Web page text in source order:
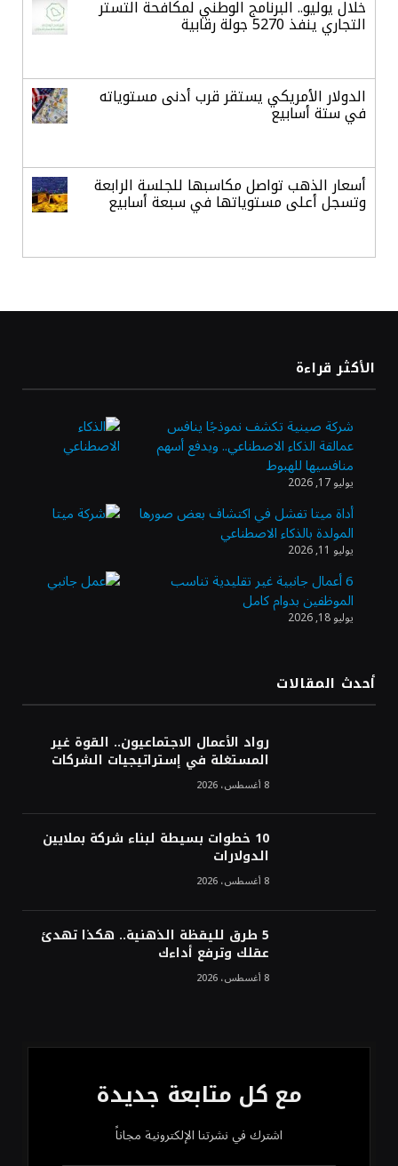
خلال يوليو.. البرنامج الوطني لمكافحة التستر
التجاري ينفذ 5270 جولة رقابية
الدولار الأمريكي يستقر قرب أدنى مستوياته
في ستة أسابيع
أسعار الذهب تواصل مكاسبها للجلسة الرابعة
وتسجل أعلى مستوياتها في سبعة أسابيع
«طيران الرياض» يدشن أولى رحلاته إلى مومباي
ويضيف الوجهة التشغيلية الثامنة
وزير الاستثمار: الموافقة على رخصة مزاولة
الأنشطة المالية عابرة الحدود تطوير للبيئة
الاستثمارية
الذهب يسجل أعلى مستوى في أسبوعين بدعم
من تراجع الدولار
الدولار الأمريكي يتراجع قرب أدنى مستوياته
ترقب تطورات الوساطة بشأن الحرب
الأكثر قراءة
شركة صينية تكشف نموذجًا ينافس
عمالقة الذكاء الاصطناعي.. ويدفع أسهم
منافسيها للهبوط
يوليو 17, 2026
أداة ميتا تفشل في اكتشاف بعض صورها
المولدة بالذكاء الاصطناعي
يوليو 11, 2026
6 أعمال جانبية غير تقليدية تناسب
الموظفين بدوام كامل
يوليو 18, 2026
أحدث المقالات
رواد الأعمال الاجتماعيون.. القوة غير
المستغلة في إستراتيجيات الشركات
8 أغسطس، 2026
10 خطوات بسيطة لبناء شركة بملايين
الدولارات
8 أغسطس، 2026
5 طرق لليقظة الذهنية.. هكذا تهدئ
عقلك وترفع أداءك
8 أغسطس، 2026
مع كل متابعة جديدة
اشترك في نشرتنا الإلكترونية مجاناً